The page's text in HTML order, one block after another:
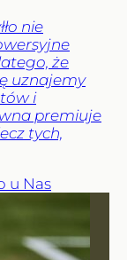
nie
że
uznajemy
i
premiuje
tych,
u Nas